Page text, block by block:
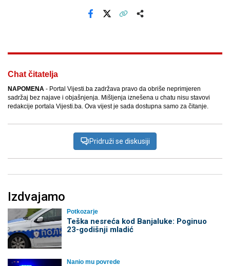
Chat čitatelja
NAPOMENA - Portal Vijesti.ba zadržava pravo da obriše neprimjeren
sadržaj bez najave i objašnjenja. Mišljenja iznešena u chatu nisu stavovi
redakcije portala Vijesti.ba. Ova vijest je sada dostupna samo za čitanje.
Pridruži se diskusiji
Izdvajamo
Potkozarje
Teška nesreća kod Banjaluke: Poginuo
23-godišnji mladić
Nanio mu povrede